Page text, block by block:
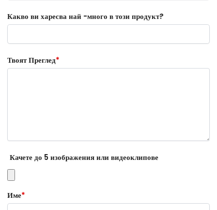
Какво ви харесва най -много в този продукт?
Твоят Преглед*
Качете до 5 изображения или видеоклипове
Име*